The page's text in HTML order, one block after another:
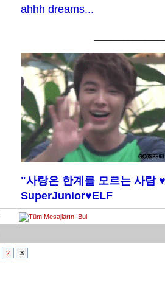
ahhh dreams...
"사랑은 한계를 모르는 사
SuperJunior♥ELF
2 3